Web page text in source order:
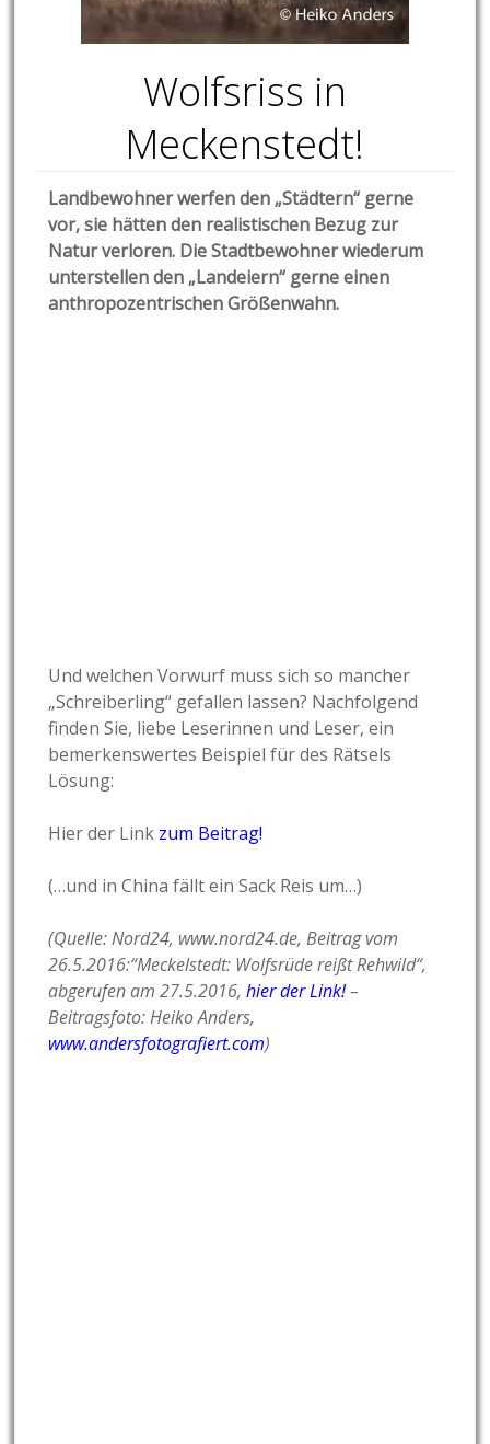
Wolfsriss in
Meckenstedt!
Landbewohner werfen den „Städtern“ gerne
vor, sie hätten den realistischen Bezug zur
Natur verloren. Die Stadtbewohner wiederum
unterstellen den „Landeiern“ gerne einen
anthropozentrischen Größenwahn.
Und welchen Vorwurf muss sich so mancher
„Schreiberling“ gefallen lassen? Nachfolgend
finden Sie, liebe Leserinnen und Leser, ein
bemerkenswertes Beispiel für des Rätsels
Lösung:
Hier der Link zum Beitrag!
(…und in China fällt ein Sack Reis um…)
(Quelle: Nord24, www.nord24.de, Beitrag vom
26.5.2016:“Meckelstedt: Wolfsrüde reißt Rehwild“,
abgerufen am 27.5.2016,hier der Link!–
Beitragsfoto: Heiko Anders,
www.andersfotografiert.com)